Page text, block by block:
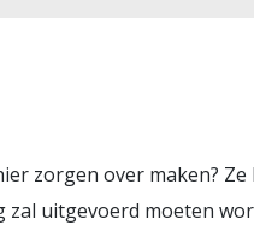
zorgen over maken?
zal uitgevoerd moeten